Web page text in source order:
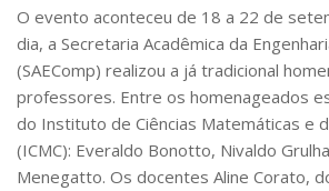
Assessorias e Mídias
Aplicativos e Sites
Agenda de Eventos
Defesa de Teses
O evento aconteceu de 18 a 22 de
dia, a Secretaria Acadêmica da
(SAEComp) realizou a já tradicional
professores. Entre os homenageados
do Instituto de Ciências Matemáticas e
(ICMC): Everaldo Bonotto, Nivaldo
Menegatto. Os docentes Aline Corato,